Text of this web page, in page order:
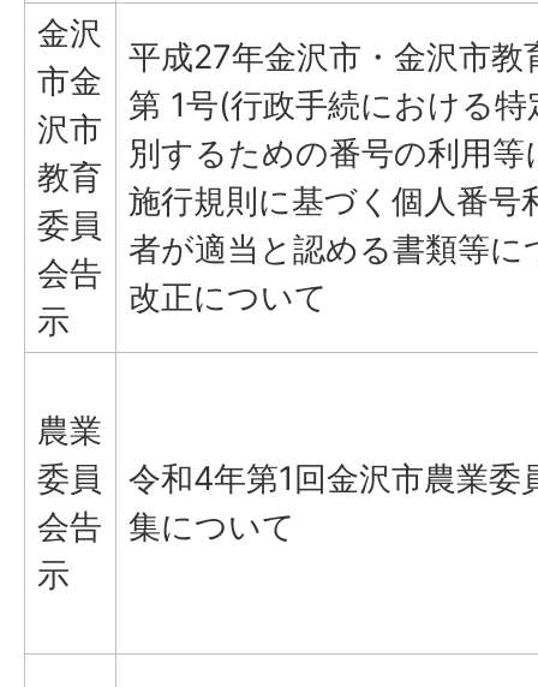
金沢
市金
沢市
教育
委員
会告
示
平成27年金沢市・金沢市教
第 1号(行政手続における
別するための番号の利用等
施行規則に基づく個人番号
者が適当と認める書類等に
改正について
農業
委員
会告
示
令和4年第1回金沢市農業委
集について